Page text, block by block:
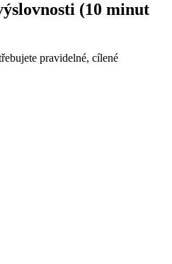
(10 minut
pravidelné, cílené